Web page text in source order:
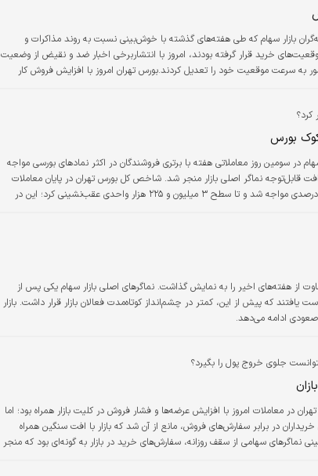
بازار سهام که طی هفته‌های گذشته با خوش‌بینی نسبت به روند مذاکرات و
خرید قرار گرفته بودند، امروز با انتشاربرخی اخبار ضد و نقیض از وضعیت
به سرعت موقعیت خود را تعدیل کردند.بورس تهران امروز با افزایش فروش کار
کرد؟
بورس
در سومین روز معاملاتی هفته با برتری فروشندگان در اکثر نمادهای بورسی مواجه
قابل‌توجه نماگر اصلی بازار منجر شد. شاخص کل بورس تهران در پایان معاملات
امروز با کاهش ۰.۸۲ درصدی مواجه شد و تا سطح ۳ میلیون و ۲۲۵ هزار واحدی عقب‌نشینی کرد؛ این در
از هفته‌های اخیر را به نمایش گذاشت. نماگرهای اصلی بازار سهام یکی پس از
که پیش از این، کمتر در چشم‌انداز کوتاه‌مدت فعالان بازار قرار داشت. بازار
ادامه می­‌دهد.
در معاملات امروز با افزایش عرضه­‌ها و فشار فروش در کلیت بازار همراه بود؛ اما
در برابر سفارش­‌های فروش، مانع از آن شد که بازار با افت سنگین همراه
نماگرهای سهامی از سقف روزانه، سفارش‌­های خرید در بازار به گونه­‌ای بود که منجر